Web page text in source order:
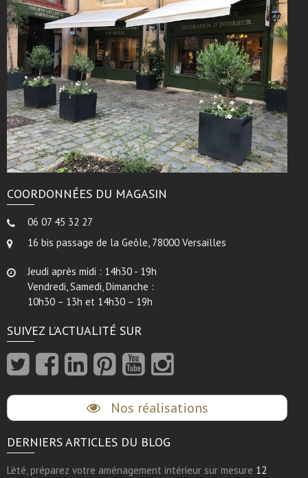
COORDONNÉES DU MAGASIN
06 07 45 32 27
16 bis passage de la Geôle, 78000 Versailles
Jeudi après midi : 14h30 - 19h
Vendredi, Samedi, Dimanche :
10h30 – 13h et 14h30 – 19h
SUIVEZ L’ACTUALITÉ SUR
Nos réalisations
DERNIERS ARTICLES DU BLOG
L’été, préparez votre aménagement intérieur sur mesure 12